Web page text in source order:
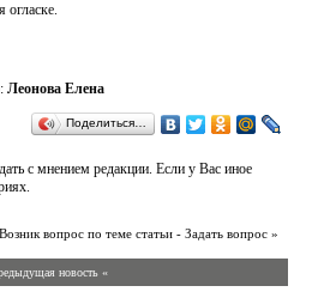
Леонова Елена
Поделиться…
с мнением редакции. Если у Вас иное
Возник вопрос по теме статьи - Задать вопрос »
новость «